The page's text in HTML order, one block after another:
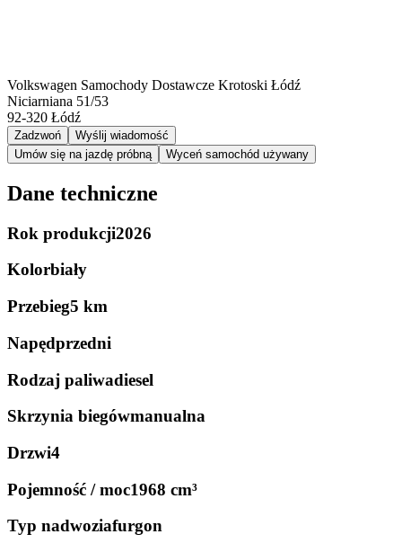
Volkswagen Samochody Dostawcze Krotoski Łódź
Niciarniana 51/53
92-320 Łódź
Zadzwoń
Wyślij wiadomość
Umów się na jazdę próbną
Wyceń samochód używany
Dane techniczne
Rok produkcji2026
Kolorbiały
Przebieg5 km
Napędprzedni
Rodzaj paliwadiesel
Skrzynia biegówmanualna
Drzwi4
Pojemność / moc1968 cm³
Typ nadwoziafurgon